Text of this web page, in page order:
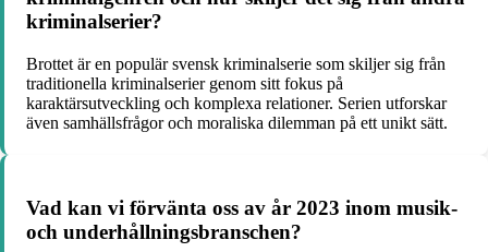
kriminalserier?
Brottet är en populär svensk kriminalserie som skiljer sig från
traditionella kriminalserier genom sitt fokus på
karaktärsutveckling och komplexa relationer. Serien utforskar
även samhällsfrågor och moraliska dilemman på ett unikt sätt.
Vad kan vi förvänta oss av år 2023 inom musik-
och underhållningsbranschen?